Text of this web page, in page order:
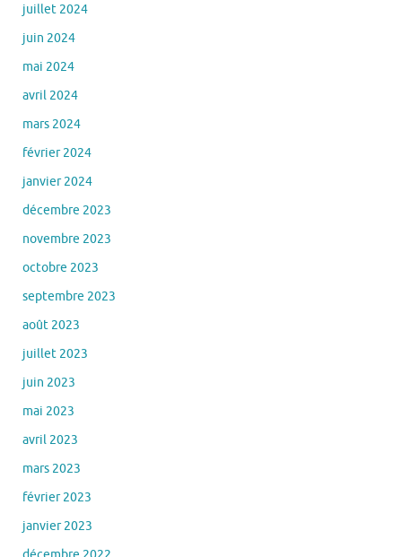
juillet 2024
juin 2024
mai 2024
avril 2024
mars 2024
février 2024
janvier 2024
décembre 2023
novembre 2023
octobre 2023
septembre 2023
août 2023
juillet 2023
juin 2023
mai 2023
avril 2023
mars 2023
février 2023
janvier 2023